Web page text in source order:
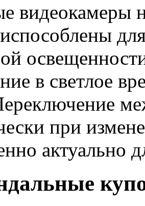
видеокамеры
в светлое
при
актуально